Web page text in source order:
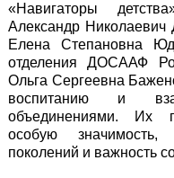
«Навигаторы
Александр Николаевич
Елена Степановна
отделения ДОСААФ
Ольга Сергеевна
воспитанию и
объединениями. Их
особую значимость,
поколений и важность